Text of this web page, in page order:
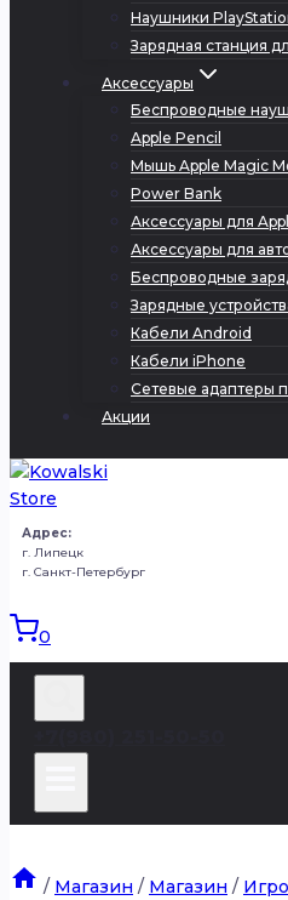
Наушники
Зарядная станция
Аксессуары
Беспроводные
Apple Pencil
Мышь Apple Magic
Power Bank
Аксессуары для
Аксессуары для
Беспроводные
Зарядные
Кабели Android
Кабели iPhone
Сетевые адаптеры
Акции
Адрес:
г. Липецк
г. Санкт-Петербург
0
/ Магазин / Магазин /